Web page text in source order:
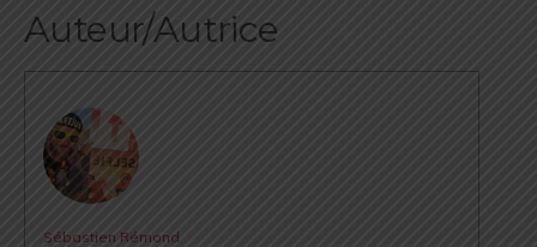
Auteur/Autrice
Sébastien Rémond